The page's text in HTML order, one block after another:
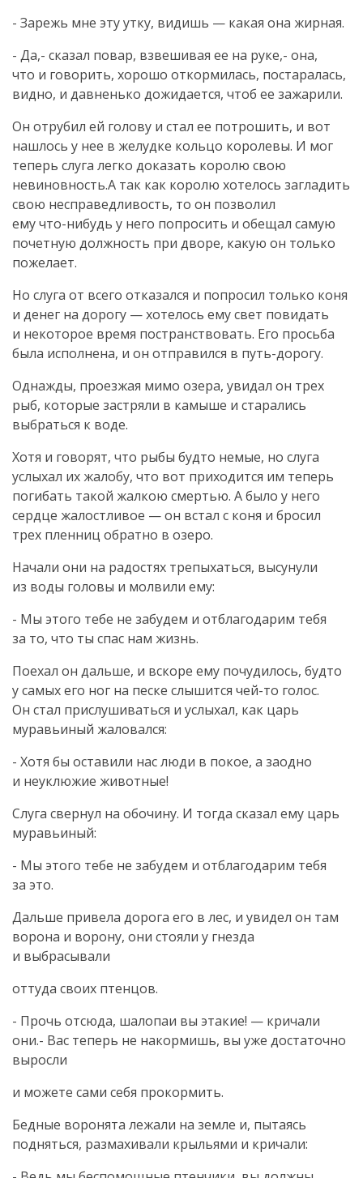
- Зарежь мне эту утку, видишь — какая она жирная.
- Да,- сказал повар, взвешивая ее на руке,- она,
что и говорить, хорошо откормилась, постаралась,
видно, и давненько дожидается, чтоб ее зажарили.
Он отрубил ей голову и стал ее потрошить, и вот
нашлось у нее в желудке кольцо королевы. И мог
теперь слуга легко доказать королю свою
невиновность.А так как королю хотелось загладить
свою несправедливость, то он позволил
емучто-нибудь у него попросить и обещал самую
почетную должность при дворе, какую он только
пожелает.
Но слуга от всего отказался и попросил только коня
и денег на дорогу — хотелось ему свет повидать
и некоторое время постранствовать. Его просьба
была исполнена, и он отправился в путь-дорогу.
Однажды, проезжая мимо озера, увидал он трех
рыб, которые застряли в камыше и старались
выбраться к воде.
Хотя и говорят, что рыбы будто немые, но слуга
услыхал их жалобу, что вот приходится им теперь
погибать такой жалкою смертью. А было у него
сердце жалостливое — он встал с коня и бросил
трех пленниц обратно в озеро.
Начали они на радостях трепыхаться, высунули
из воды головы и молвили ему:
- Мы этого тебе не забудем и отблагодарим тебя
за то, что ты спас нам жизнь.
Поехал он дальше, и вскоре ему почудилось, будто
у самых его ног на песке слышится чей-то голос.
Он стал прислушиваться и услыхал, как царь
муравьиный жаловался:
- Хотя бы оставили нас люди в покое, а заодно
и неуклюжие животные!
Слуга свернул на обочину. И тогда сказал ему царь
муравьиный:
- Мы этого тебе не забудем и отблагодарим тебя
за это.
Дальше привела дорога его в лес, и увидел он там
ворона и ворону, они стояли у гнезда
и выбрасывали
оттуда своих птенцов.
- Прочь отсюда, шалопаи вы этакие! — кричали
они.- Вас теперь не накормишь, вы уже достаточно
выросли
и можете сами себя прокормить.
Бедные воронята лежали на земле и, пытаясь
подняться, размахивали крыльями и кричали: